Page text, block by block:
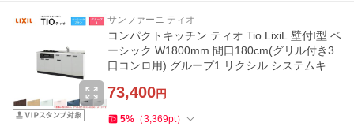
サンファーニ ティオ
コンパクトキッチン ティオ Tio LixiL 壁付I型 ベ
ーシック W1800mm 間口180cm(グリル付き3
口コンロ用) グループ1 リクシル システムキッ
73,400円
5% （3,369pt）